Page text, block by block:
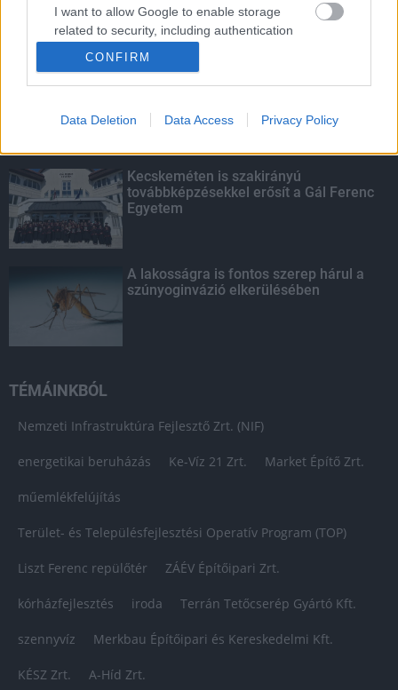
I want to allow Google to enable storage
related to security, including authentication
CONFIRM
Data Deletion Data Access Privacy Policy
KIEMELT
Megérkezett az eső a Duna
Kecskeméten is szakirányú
továbbképzésekkel erősít a Gál Ferenc
Egyetem
A lakosságra is fontos szerep hárul a
szúnyoginvázió elkerülésében
TÉMÁINKBÓL
Nemzeti Infrastruktúra Fejlesztő Zrt. (NIF)
energetikai beruházás Ke-Víz 21 Zrt. Market Építő Zrt.
műemlékfelújítás
Terület- és Településfejlesztési Operatív Program (TOP)
Liszt Ferenc repülőtér ZÁÉV Építőipari Zrt.
kórházfejlesztés iroda Terrán Tetőcserép Gyártó Kft.
szennyvíz Merkbau Építőipari és Kereskedelmi Kft.
KÉSZ Zrt. A-Híd Zrt.